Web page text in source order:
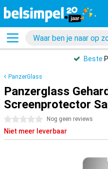
Beste
PanzerGlass
Panzerglass
Screenprotector
0 sterren Nog geen reviews
Niet meer leverbaar